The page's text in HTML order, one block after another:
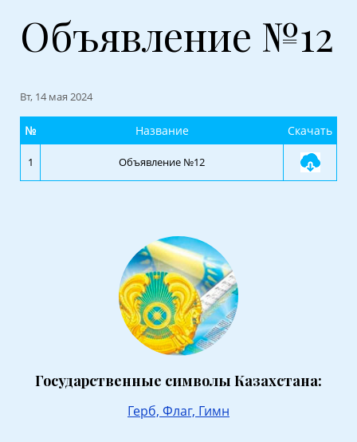
Объявление №12
Вт, 14 мая 2024
№ Название Скачать
1 Объявление №12
Государственные символы Казахстана:
Герб, Флаг, Гимн